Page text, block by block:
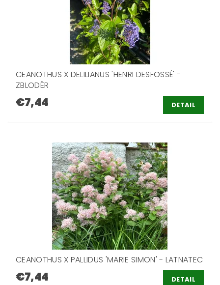
CEANOTHUS X DELILIANUS 'HENRI DESFOSSÉ' -
ZBLODĚR
€7,44 DETAIL
CEANOTHUS X PALLIDUS 'MARIE SIMON' - LATNATEC
€7,44 DETAIL